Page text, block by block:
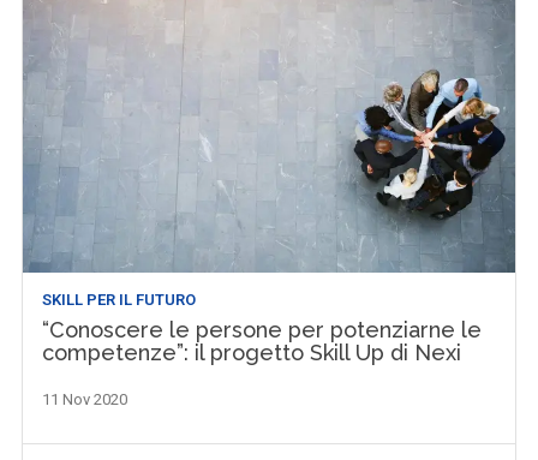
SKILL PER IL FUTURO
“Conoscere le persone per potenziarne le
competenze”: il progetto Skill Up di Nexi
11 Nov 2020